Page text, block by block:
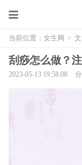
当前位置： 女生网 >
刮痧怎么做？
2023-05-13 19:58:08